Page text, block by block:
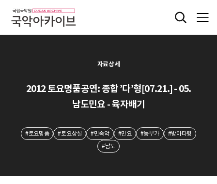
자료상세
2012 토요명품공연: 종합 ’다’형[07.21.] - 05.
남도민요 - 육자배기
#토요명품 #토요상설 #민속악 #민요 #농부가
#방아타령
#남도